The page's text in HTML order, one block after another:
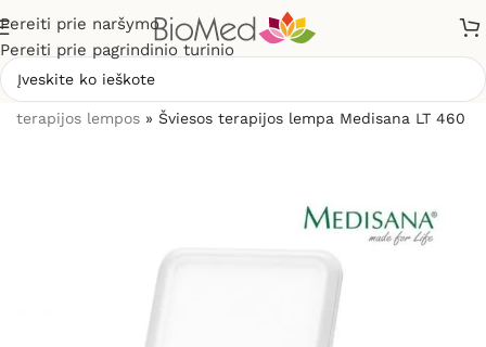
Pereiti prie naršymo
Pereiti prie pagrindinio turinio
terapijos lempos » Šviesos terapijos lempa Medisana LT 460